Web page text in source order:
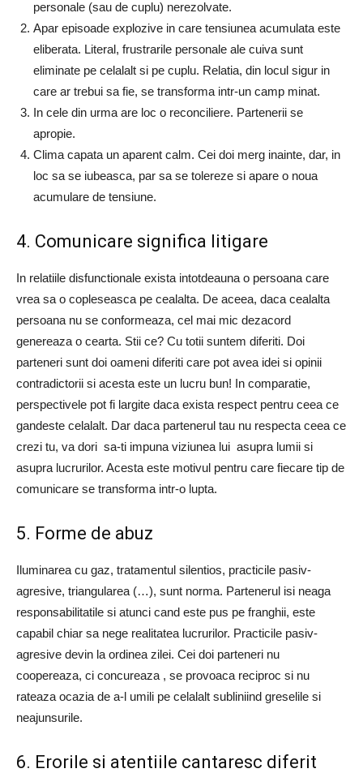
personale (sau de cuplu) nerezolvate.
Apar episoade explozive in care tensiunea acumulata este
eliberata. Literal, frustrarile personale ale cuiva sunt
eliminate pe celalalt si pe cuplu. Relatia, din locul sigur in
care ar trebui sa fie, se transforma intr-un camp minat.
In cele din urma are loc o reconciliere. Partenerii se
apropie.
Clima capata un aparent calm. Cei doi merg inainte, dar, in
loc sa se iubeasca, par sa se tolereze si apare o noua
acumulare de tensiune.
4. Comunicare significa litigare
In relatiile disfunctionale exista intotdeauna o persoana care
vrea sa o copleseasca pe cealalta. De aceea, daca cealalta
persoana nu se conformeaza, cel mai mic dezacord
genereaza o cearta. Stii ce? Cu totii suntem diferiti. Doi
parteneri sunt doi oameni diferiti care pot avea idei si opinii
contradictorii si acesta este un lucru bun! In comparatie,
perspectivele pot fi largite daca exista respect pentru ceea ce
gandeste celalalt. Dar daca partenerul tau nu respecta ceea ce
crezi tu, va dori sa-ti impuna viziunea lui asupra lumii si
asupra lucrurilor. Acesta este motivul pentru care fiecare tip de
comunicare se transforma intr-o lupta.
5. Forme de abuz
Iluminarea cu gaz, tratamentul silentios, practicile pasiv-
agresive, triangularea (…), sunt norma. Partenerul isi neaga
responsabilitatile si atunci cand este pus pe franghii, este
capabil chiar sa nege realitatea lucrurilor. Practicile pasiv-
agresive devin la ordinea zilei. Cei doi parteneri nu
coopereaza, ci concureaza , se provoaca reciproc si nu
rateaza ocazia de a-l umili pe celalalt subliniind greselile si
neajunsurile.
6. Erorile si atentiile cantaresc diferit